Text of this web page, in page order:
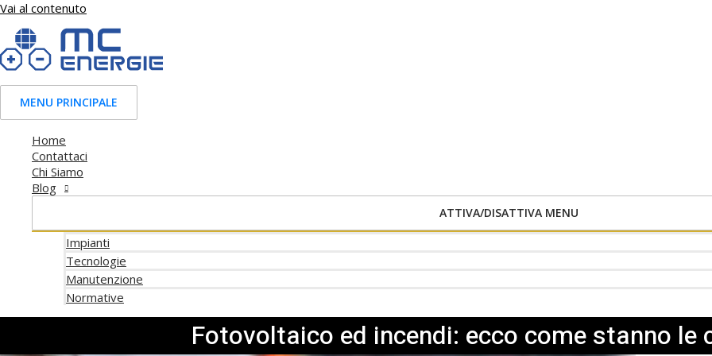
Vai al contenuto
MENU PRINCIPALE
Home
Contattaci
Chi Siamo
Blog
ATTIVA/DISATTIVA MENU
Impianti
Tecnologie
Manutenzione
Normative
Fotovoltaico ed incendi: ecco come stanno le